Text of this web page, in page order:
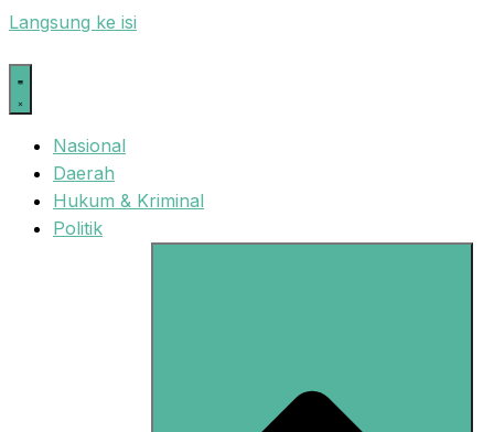
Langsung ke isi
Nasional
Daerah
Hukum & Kriminal
Politik